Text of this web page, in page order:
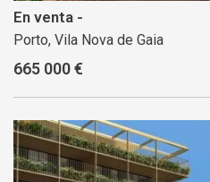
En venta -
Porto, Vila Nova de Gaia
665 000 €